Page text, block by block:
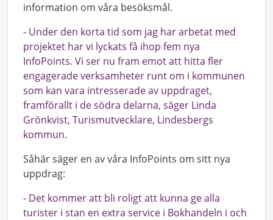
information om våra besöksmål.
- Under den korta tid som jag har arbetat med
projektet har vi lyckats få ihop fem nya
InfoPoints. Vi ser nu fram emot att hitta fler
engagerade verksamheter runt om i kommunen
som kan vara intresserade av uppdraget,
framförallt i de södra delarna, säger Linda
Grönkvist, Turismutvecklare, Lindesbergs
kommun.
Såhär säger en av våra InfoPoints om sitt nya
uppdrag:
- Det kommer att bli roligt att kunna ge alla
turister i stan en extra service i Bokhandeln i och